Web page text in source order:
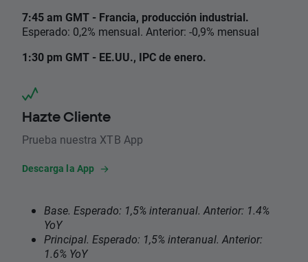
7:45 am GMT - Francia, producción industrial.
Esperado: 0,2% mensual. Anterior: -0,9% mensual
1:30 pm GMT - EE.UU., IPC de enero.
Hazte Cliente
Prueba nuestra XTB App
Descarga la App
Base. Esperado: 1,5% interanual. Anterior: 1.4%
YoY
Principal. Esperado: 1,5% interanual. Anterior:
1.6% YoY